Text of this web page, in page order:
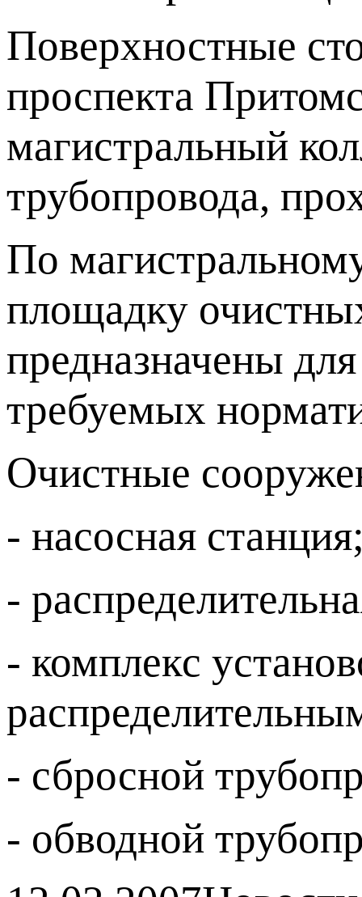
Поверхностные
проспекта
магистральный
трубопровода,
По
площадку
предназначены
требуемых
Очистные
- насосная
-
- комплекс
- сбросной
- обводной